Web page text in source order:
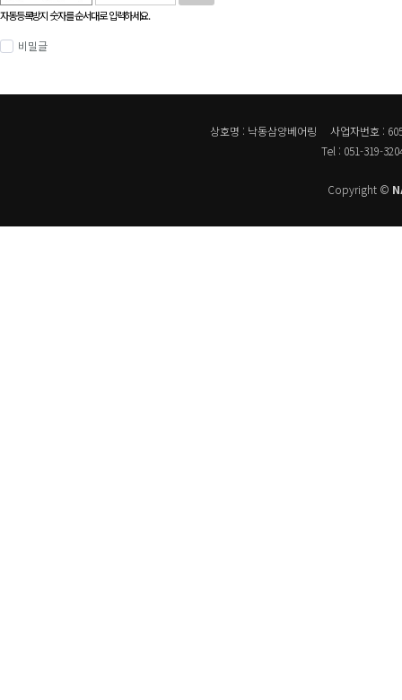
자동등록방지 숫자를 순서대로 입력하세요.
비밀글
상호명 : 낙동삼양베어링
사업자번호 :
Tel : 051-319-
Copyright ©